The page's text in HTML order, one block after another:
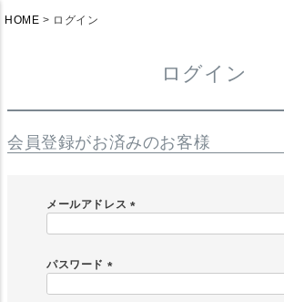
HOME ログイン
ログイン
会員登録がお済みのお客様
メールアドレス
)
パスワード